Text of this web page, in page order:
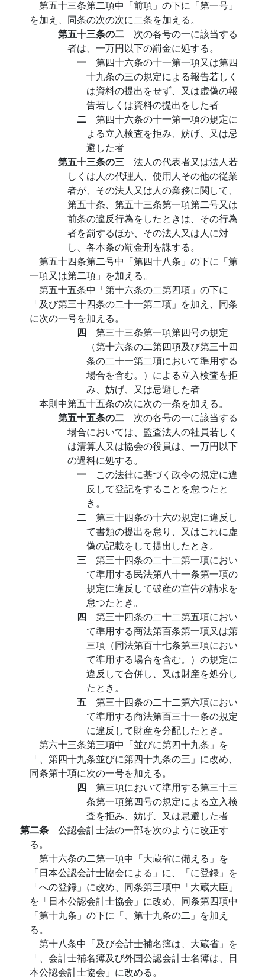
第五十三条第二項中「前項」の下に「第一号」
を加え、同条の次の次に二条を加える。
第五十三条の二 次の各号の一に該当する
者は、一万円以下の罰金に処する。
一 第四十六条の十一第一項又は第四
十九条の三の規定による報告若しく
は資料の提出をせず、又は虚偽の報
告若しくは資料の提出をした者
二 第四十六条の十一第一項の規定に
よる立入検査を拒み、妨げ、又は忌
避した者
第五十三条の三 法人の代表者又は法人若
しくは人の代理人、使用人その他の従業
者が、その法人又は人の業務に関して、
第五十条、第五十三条第一項第二号又は
前条の違反行為をしたときは、その行為
者を罰するほか、その法人又は人に対
し、各本条の罰金刑を課する。
第五十四条第二号中「第四十八条」の下に「第
一項又は第二項」を加える。
第五十五条中「第十六条の二第四項」の下に
「及び第三十四条の二十一第二項」を加え、同条
に次の一号を加える。
四 第三十三条第一項第四号の規定
（第十六条の二第四項及び第三十四
条の二十一第二項において準用する
場合を含む。）による立入検査を拒
み、妨げ、又は忌避した者
本則中第五十五条の次に次の一条を加える。
第五十五条の二 次の各号の一に該当する
場合においては、監査法人の社員若しく
は清算人又は協会の役員は、一万円以下
の過料に処する。
一 この法律に基づく政令の規定に違
反して登記をすることを怠つたと
き。
二 第三十四条の十六の規定に違反し
て書類の提出を怠り、又はこれに虚
偽の記載をして提出したとき。
三 第三十四条の二十二第一項におい
て準用する民法第八十一条第一項の
規定に違反して破産の宣告の請求を
怠つたとき。
四 第三十四条の二十二第五項におい
て準用する商法第百条第一項又は第
三項（同法第百十七条第三項におい
て準用する場合を含む。）の規定に
違反して合併し、又は財産を処分し
たとき。
五 第三十四条の二十二第六項におい
て準用する商法第百三十一条の規定
に違反して財産を分配したとき。
第六十三条第三項中「並びに第四十九条」を
「、第四十九条並びに第四十九条の三」に改め、
同条第十項に次の一号を加える。
四 第三項において準用する第三十三
条第一項第四号の規定による立入検
査を拒み、妨げ、又は忌避した者
第二条 公認会計士法の一部を次のように改正す
る。
第十六条の二第一項中「大蔵省に備える」を
「日本公認会計士協会による」に、「に登録」を
「への登録」に改め、同条第三項中「大蔵大臣」
を「日本公認会計士協会」に改め、同条第四項中
「第十九条」の下に「、第十九条の二」を加え
る。
第十八条中「及び会計士補名簿は、大蔵省」を
「、会計士補名簿及び外国公認会計士名簿は、日
本公認会計士協会」に改める。